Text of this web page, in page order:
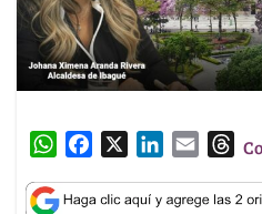
W
a
c
n
a
T
r